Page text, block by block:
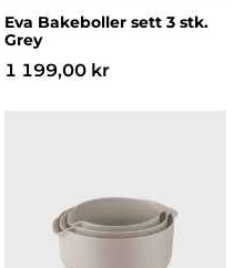
Eva Bakeboller sett 3 stk.
Grey
1 199,00 kr